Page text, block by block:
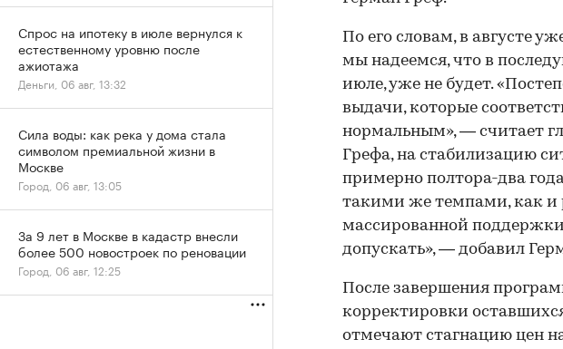
По его словам, в августе
мы надеемся, что в
июле, уже не будет.
выдачи, которые
нормальным», — считает
Грефа, на стабилизацию
примерно полтора-два
такими же темпами, как и
массированной
допускать», — добавил
После завершения
корректировки
отмечают стагнацию цен
Спрос на ипотеку в июле вернулся к
естественному уровню после
ажиотажа
Деньги, 06 авг, 13:32
Сила воды: как река у дома стала
символом премиальной жизни в
Москве
Город, 06 авг, 13:05
За 9 лет в Москве в кадастр внесли
более 500 новостроек по реновации
Город, 06 авг, 12:25